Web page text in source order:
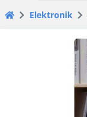
Elektronik